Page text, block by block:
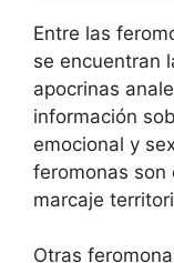
Entre las
se encuentran
apocrinas
información
emocional y
feromonas son
marcaje
Otras